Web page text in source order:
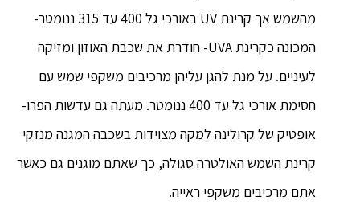
מהשמש אך קרינת UV באורכי גל 400 עד 315 ננומטר-
המכונה כקרינת UVA- חודרת את שכבת האוזון ומזיקה
לעיניים. על מנת להגן עליהן מרכיבים משקפי שמש עם
חסימת אורכי גל עד 400 ננומטר. מעתה גם עדשות הפרו-
אופטיק של קרולינה למקה מצוידות בשכבה המגנה מנזקי
קרינת השמש האולטרה סגולה, כך שאתם מוגנים גם כאשר
אתם מרכיבים משקפי ראייה.